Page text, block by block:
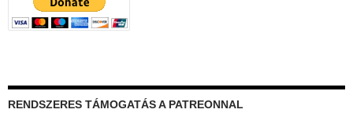
RENDSZERES TÁMOGATÁS A PATREONNAL